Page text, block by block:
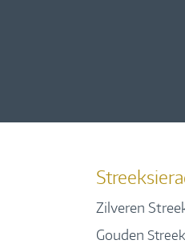
Zilveren
Gouden